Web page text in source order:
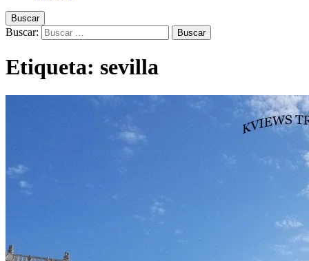
Buscar
Buscar:
Etiqueta: sevilla